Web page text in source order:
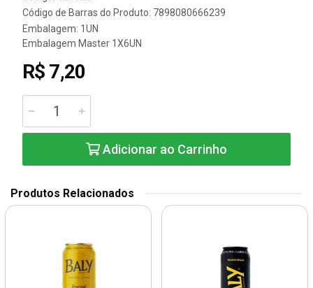
Código de Barras do Produto: 7898080666239
Embalagem: 1UN
Embalagem Master 1X6UN
R$ 7,20
Adicionar ao Carrinho
Produtos Relacionados